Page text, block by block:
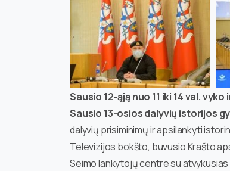
Sausio 12-ąją nuo 11 iki 14 val.
Sausio 13-osios dalyvių istorijos
dalyvių prisiminimų ir apsilankyti
Televizijos bokšto, buvusio Krašto
Seimo lankytojų centre su